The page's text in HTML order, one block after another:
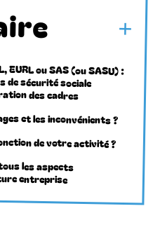
EURL ou SAS (ou SASU) :
de sécurité sociale
des cadres
et les inconvénients ?
de votre activité ?
les aspects
entreprise